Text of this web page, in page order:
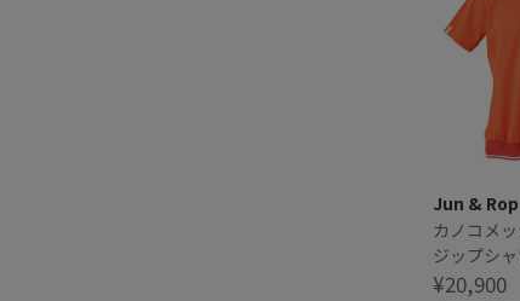
Jun &
カノコメ
ジップシ
乾
¥20,900